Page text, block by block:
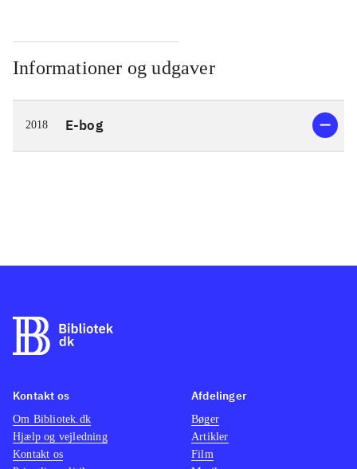
Informationer og udgaver
2018 E-bog
Kontakt os
Om Bibliotek.dk
Hjælp og vejledning
Kontakt os
Afdelinger
Bøger
Artikler
Film